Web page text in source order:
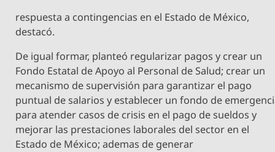
respuesta a contingencias en el Estado de México,
destacó.
De igual formar, planteó regularizar pagos y crear un
Fondo Estatal de Apoyo al Personal de Salud; crear un
mecanismo de supervisión para garantizar el pago
puntual de salarios y establecer un fondo de
para atender casos de crisis en el pago de sueldos y
mejorar las prestaciones laborales del sector en el
Estado de México; ademas de generar